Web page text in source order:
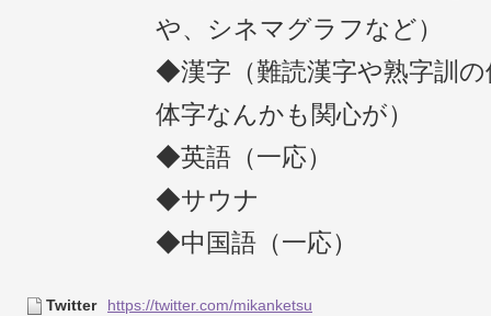
や、シネマグラフなど）
◆漢字（難読漢字や熟字訓
体字なんかも関心が）
◆英語（一応）
◆サウナ
◆中国語（一応）
Twitter https://twitter.com/mikanketsu